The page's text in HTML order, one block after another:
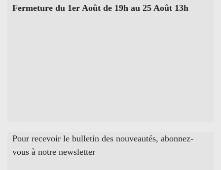
Fermeture du 1er Août de 19h au 25 Août 13h
Pour recevoir le bulletin des nouveautés, abonnez-
vous à notre newsletter